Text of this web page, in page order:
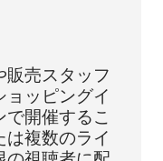
販売スタッフ
ッピングイ
で開催するこ
複数のライ